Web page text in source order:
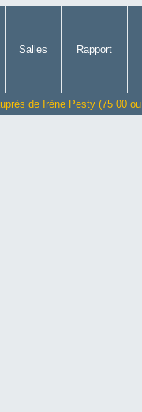
Salles Rapport
de Irène Pesty (75 00 ou